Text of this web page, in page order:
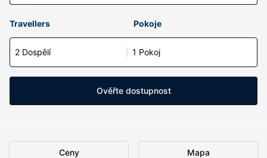
Travellers Pokoje
2 Dospělí 1 Pokoj
Ověřte dostupnost
Ceny Mapa